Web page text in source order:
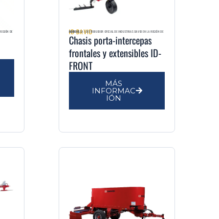
ID DAVID
AGRIMULSA | DISTRIBUIDOR OFICIAL DE INDUSTRIAS DAVID EN LA REGIÓN DE MURCIA
Chasis porta-intercepas
frontales y extensibles ID-
FRONT
MÁS
INFORMAC
IÓN